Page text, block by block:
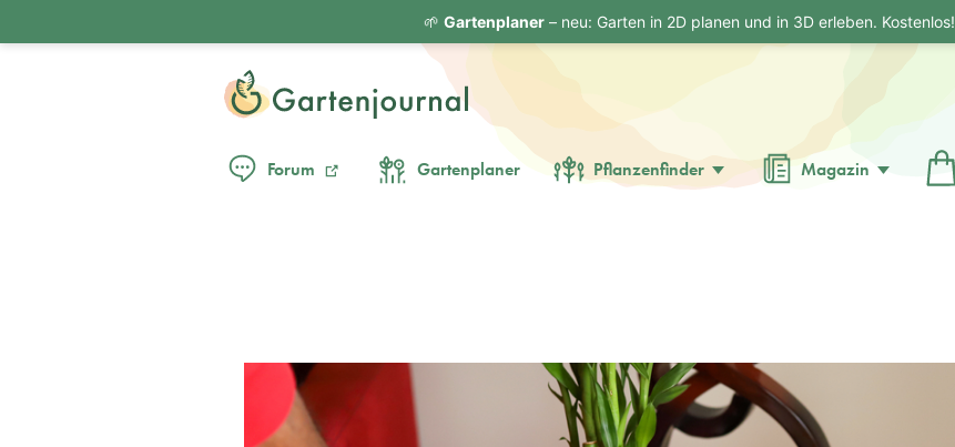
Forum Gartenplaner Pflanzenfinder Magazin
🌱 Gartenplaner– neu: Garten in 2D planen und in 3D erleben. Kostenlos!